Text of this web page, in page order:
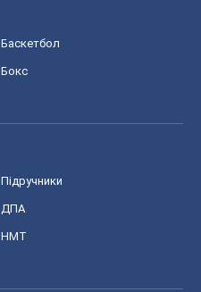
Баскетбол
Бокс
Підручники
ДПА
НМТ